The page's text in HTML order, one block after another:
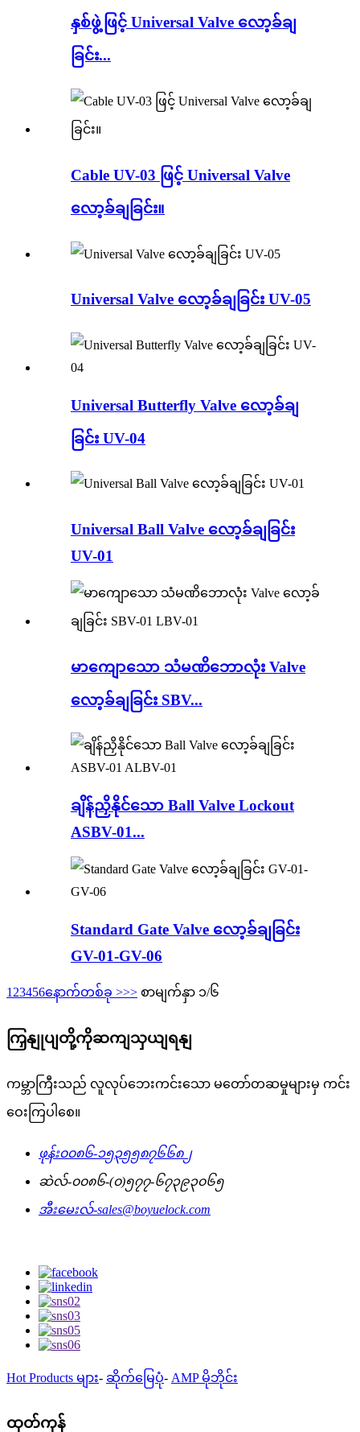
နှစ်ဖွဲ့ဖြင့် Universal Valve လော့ခ်ချ
ခြင်း...
Cable UV-03 ဖြင့် Universal Valve
လော့ခ်ချခြင်း။
Universal Valve လော့ခ်ချခြင်း UV-05
Universal Butterfly Valve လော့ခ်ချ
ခြင်း UV-04
Universal Ball Valve လော့ခ်ချခြင်း
UV-01
မာကျောသော သံမဏိဘောလုံး Valve
လော့ခ်ချခြင်း SBV...
ချိန်ညှိနိုင်သော Ball Valve Lockout
ASBV-01...
Standard Gate Valve လော့ခ်ချခြင်း
GV-01-GV-06
1 23456နောက်တစ်ခု >>> စာမျက်နှာ ၁/၆
ကြှနျုပျတို့ကိုဆကျသှယျရနျ
ကမ္ဘာကြီးသည် လူလုပ်ဘေးကင်းသော မတော်တဆမှုများမှ ကင်း
ဝေးကြပါစေ။
ဖုန်း၀၀၈၆-၁၅၃၅၅၈၇၆၆၈၂
ဆဲလ်-၀၀၈၆-(၀)၅၇၇-၆၇၃၉၃၀၆၅
အီးမေးလ်-sales@boyuelock.com
Hot Products များ- ဆိုက်မြေပုံ- AMP မိုဘိုင်း
ထုတ်ကုန်